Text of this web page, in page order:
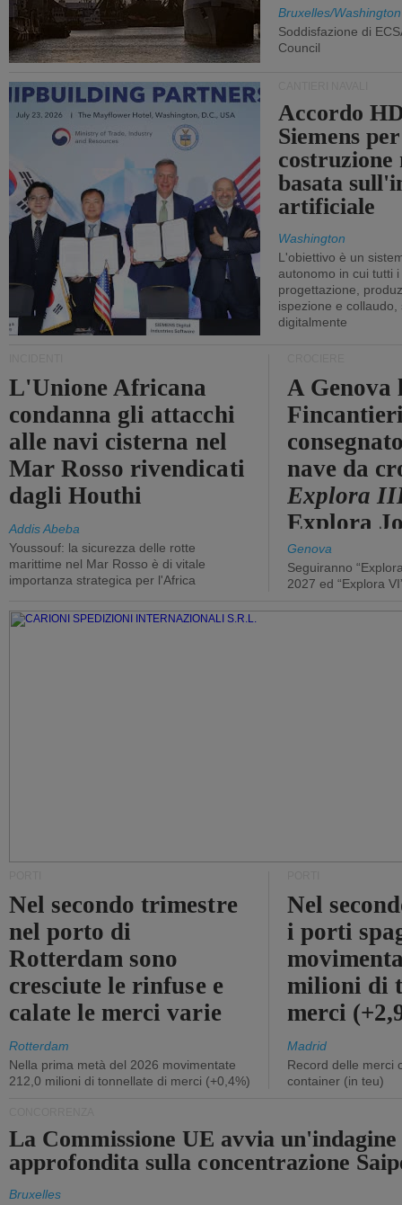
Bruxelles/Washington
Soddisfazione di
Council
Accordo
Siemens
costruzione
basata
artificiale
Washington
L'obiettivo è un
autonomo in cui tutti
progettazione,
ispezione e collaudo,
digitalmente
L'Unione Africana
condanna gli attacchi
alle navi cisterna nel
Mar Rosso rivendicati
dagli Houthi
Addis Abeba
Youssouf: la sicurezza delle rotte
marittime nel Mar Rosso è di vitale
importanza strategica per l'Africa
A Genova
nave da
Explora
Explora
Genova
Seguiranno
2027 ed “Explora
Nel secondo trimestre
nel porto di
Rotterdam sono
cresciute le rinfuse e
calate le merci varie
Rotterdam
Nella prima metà del 2026 movimentate
212,0 milioni di tonnellate di merci (+0,4%)
Nel
i porti
milioni di
merci
Madrid
Record delle merci
container (in teu)
La Commissione UE avvia un'indagine
approfondita sulla concentrazione
Bruxelles